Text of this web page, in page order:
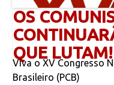
OS
QUE LUTAM!
Viva o XV Congresso
Brasileiro (PCB)